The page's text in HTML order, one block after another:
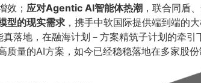
效； 应对Agentic AI智能体热潮 ，联合同盾
型的现实需求 ，携手中软国际提供端到端的
落地，在融海计划－方案精筑子计划的牵引
质量的AI方案，如今已经稳稳落地在多家股